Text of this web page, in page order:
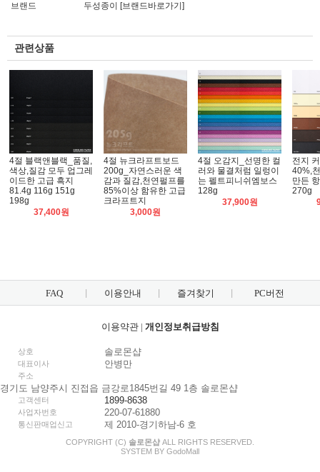
브랜드
두성종이 [브랜드바로가기]
관련상품
4절 블랙앤블랙_품질,
색상,질감 모두 업그레
이드한 고급 흑지
81.4g 116g 151g
198g
37,400원
4절 뉴크라프트보드
200g_자연스러운 색
감과 질감,천연펄프를
85%이상 함유한 고급
크라프트지
3,000원
4절 오감지_선명한 컬
러와 물결처럼 일렁이
는 펠트피니쉬엠보스
128g
37,900원
전지
40%,
만든
270g
FAQ 이용안내 즐겨찾기 PC버전
이용약관| 개인정보취급방침
상호 솔로몬샵
대표이사 안병만
주소
경기도 남양주시 진접읍 금강로1845번길 49 1층 솔로몬샵
고객센터 1899-8638
사업자번호 220-07-61880
통신판매업신고 제 2010-경기하남-6 호
COPYRIGHT (C) 솔로몬샵 ALL RIGHTS RESERVED.
SYSTEM BY GodoMall